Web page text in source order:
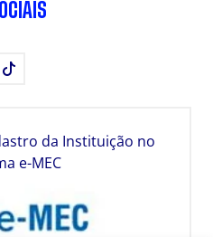
da Instituição no
e-MEC